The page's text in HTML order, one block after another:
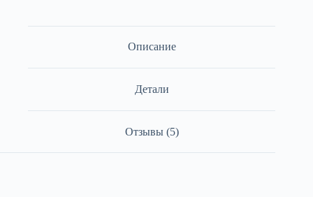
Описание
Детали
Отзывы (5)